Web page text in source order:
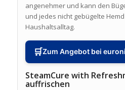
angenehmer und kann den
und jedes nicht gebügelte
Haushaltsalltag.
🛒Zum Angebot bei
SteamCure with
auffrischen